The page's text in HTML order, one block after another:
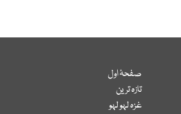
صفحۂ اول
تازہ ترین
غزہ لہو لہو